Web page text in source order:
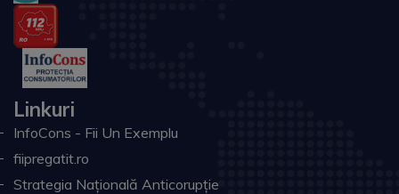
Linkuri
InfoCons - Fii Un Exemplu
fiipregatit.ro
Strategia Națională Anticorupție